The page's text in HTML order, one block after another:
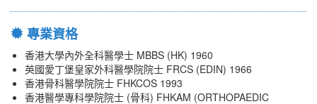
專業資格
香港大學內外全科醫學士 MBBS (HK) 1960
英國愛丁堡皇家外科醫學院院士 FRCS (EDIN) 1966
香港骨科醫學院院士 FHKCOS 1993
香港醫學專科學院院士 (骨科) FHKAM (ORTHOPAEDIC